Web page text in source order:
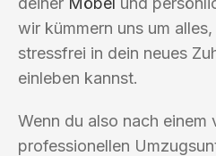
wir kümmern uns um
stressfrei in dein neues
einleben kannst.
Wenn du also nach einem
professionellen